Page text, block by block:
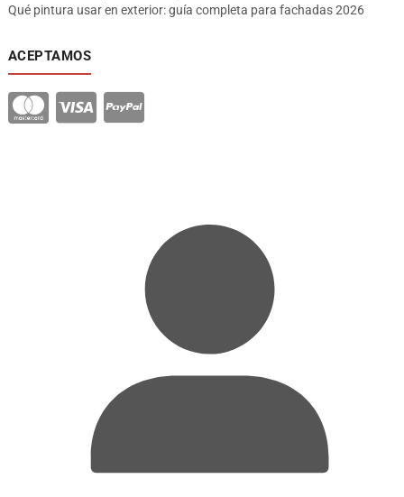
Qué pintura usar en exterior: guía completa para fachadas 2026
ACEPTAMOS